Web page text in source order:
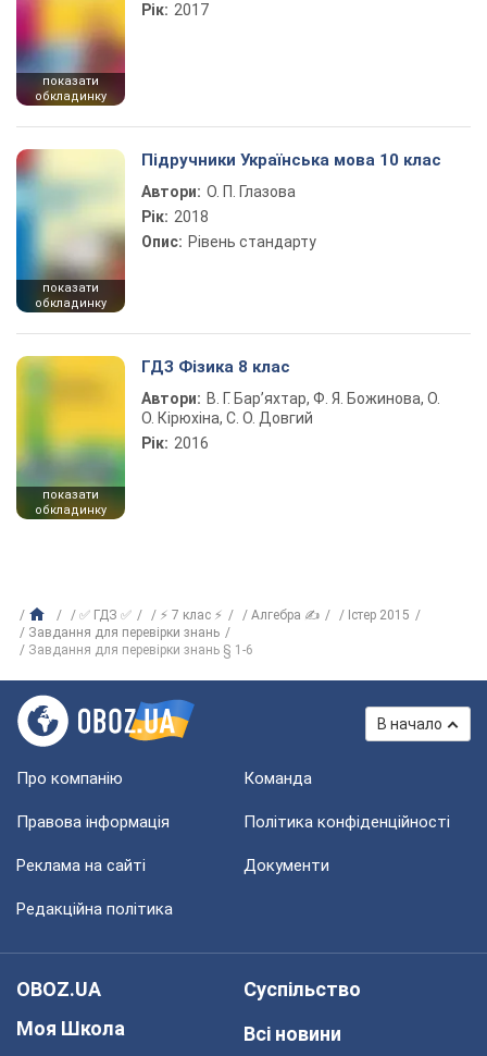
показати
обкладинку
Рік: 2017
показати
обкладинку
Підручники Українська мова 10 клас
Автори: О. П. Глазова
Рік: 2018
Опис: Рівень стандарту
показати
обкладинку
ГДЗ Фізика 8 клас
Автори: В. Г. Бар’яхтар, Ф. Я. Божинова, О.
О. Кірюхіна, С. О. Довгий
Рік: 2016
✅ ГДЗ ✅ ⚡ 7 клас ⚡ Алгебра ✍
Істер 2015
Завдання для перевірки знань
Завдання для перевірки знань § 1-6
В начало
Про компанію Команда
Правова інформація Політика конфіденційності
Реклама на сайті Документи
Редакційна політика
OBOZ.UA
Моя Школа
Суспільство
Всі новини